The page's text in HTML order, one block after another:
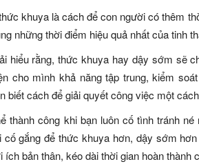
khuya là cách để con người có thêm
những thời điểm hiệu quả nhất của tinh
hiểu rằng, thức khuya hay dậy sớm sẽ
cho mình khả năng tập trung, kiểm
biết cách để giải quyết công việc một
thành công khi bạn luôn cố tình tránh
cố gắng để thức khuya hơn, dậy sớm
ích bản thân, kéo dài thời gian hoàn thành